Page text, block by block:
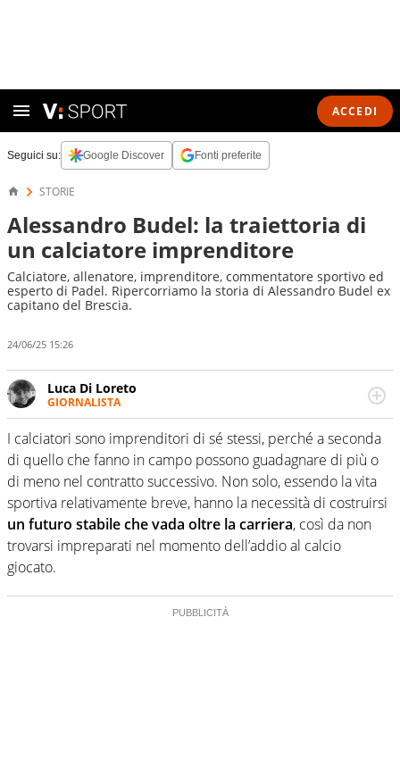
ACCEDI
Seguici su: Google Discover Fonti preferite
STORIE
Alessandro Budel: la traiettoria di
un calciatore imprenditore
Calciatore, allenatore, imprenditore, commentatore sportivo ed
esperto di Padel. Ripercorriamo la storia di Alessandro Budel ex
capitano del Brescia.
24/06/25 15:26
Luca Di Loreto
GIORNALISTA
Giornalista pubblicista, appassionato di sport ma calcio e
tennis restano un capitolo ineguagliabile. Ho capito che il
calcio è una cosa seria quando ho pianto nel giorno in
cui Del Piero ha smesso di giocare. Ho scoperto che dopo
Federer e Nadal il tennis ha vita ancora lunga quando un
giovanissimo italiano fulvo di 19 anni - era il 2020 -
esultava a Sofia per la prima volta in carriera
I calciatori sono imprenditori di sé stessi, perché a seconda
di quello che fanno in campo possono guadagnare di più o
di meno nel contratto successivo. Non solo, essendo la vita
sportiva relativamente breve, hanno la necessità di costruirsi
un futuro stabile che vada oltre la carriera, così da non
trovarsi impreparati nel momento dell’addio al calcio
giocato.